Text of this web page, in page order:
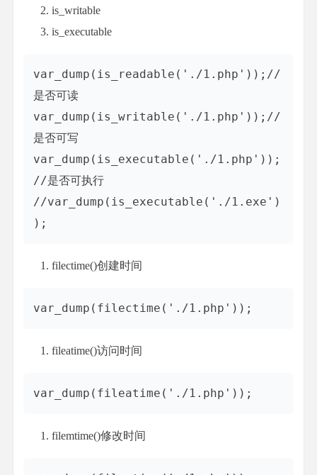
is_writable
is_executable
var_dump(is_readable('./1.php'));//
是否可读
var_dump(is_writable('./1.php'));//
是否可写
var_dump(is_executable('./1.php'));
//是否可执行
//var_dump(is_executable('./1.exe')
filectime()创建时间
fileatime()访问时间
filemtime()修改时间